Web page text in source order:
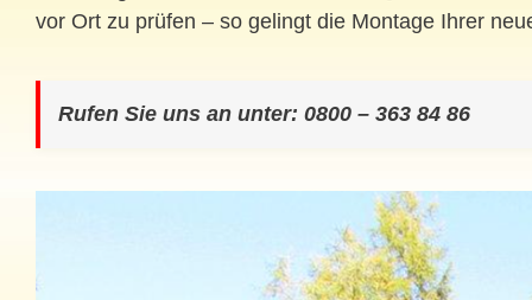
vor Ort zu prüfen – so gelingt die Montage Ihrer
Rufen Sie uns an unter: 0800 – 363 84 86